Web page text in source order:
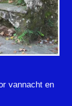
vannacht en